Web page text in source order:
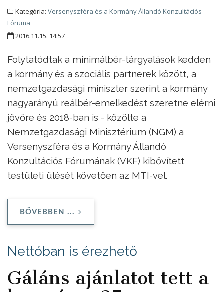
Kategória: Versenyszféra és a Kormány Állandó Konzultációs
Fóruma
2016.11.15. 14:57
Folytatódtak a minimálbér-tárgyalások kedden
a kormány és a szociális partnerek között, a
nemzetgazdasági miniszter szerint a kormány
nagyarányú reálbér-emelkedést szeretne elérni
jövőre és 2018-ban is - közölte a
Nemzetgazdasági Minisztérium (NGM) a
Versenyszféra és a Kormány Állandó
Konzultációs Fórumának (VKF) kibővített
testületi ülését követően az MTI-vel.
BŐVEBBEN ...
Nettóban is érezhető
Gáláns ajánlatot tett a